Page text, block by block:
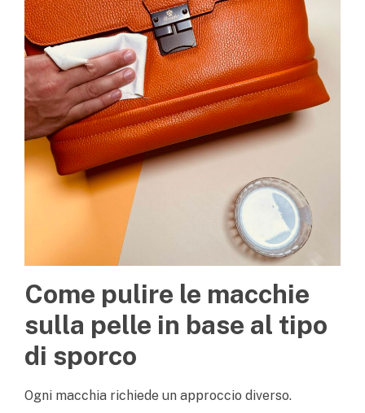
Come pulire le macchie
sulla pelle in base al tipo
di sporco
Ogni macchia richiede un approccio diverso.